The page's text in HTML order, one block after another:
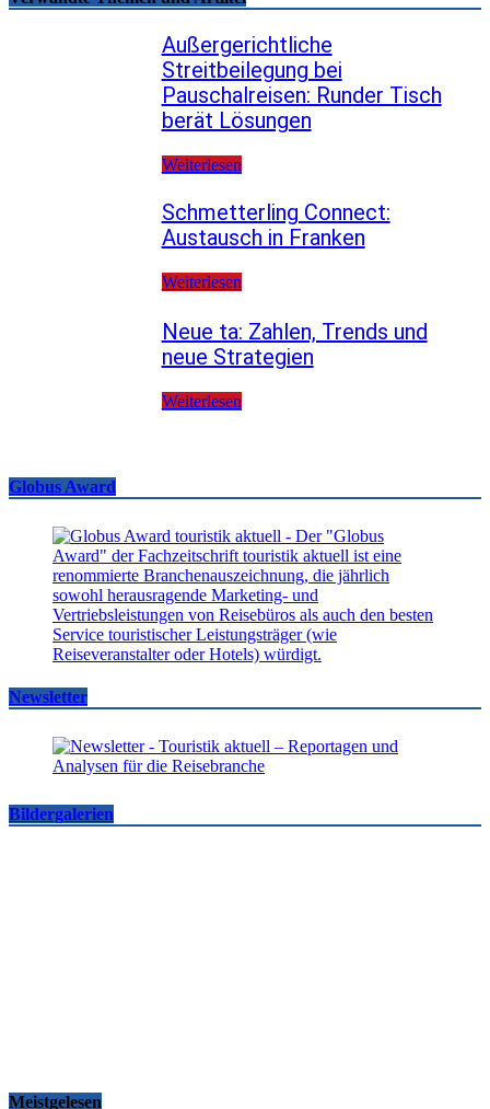
Außergerichtliche
Streitbeilegung bei
Pauschalreisen: Runder Tisch
berät Lösungen
Weiterlesen
Schmetterling Connect:
Austausch in Franken
Weiterlesen
Neue ta: Zahlen, Trends und
neue Strategien
Weiterlesen
Globus Award
Newsletter
Bildergalerien
Meistgelesen